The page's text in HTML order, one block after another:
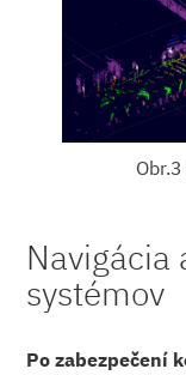
Navigácia
systémov
Po zabezpečení